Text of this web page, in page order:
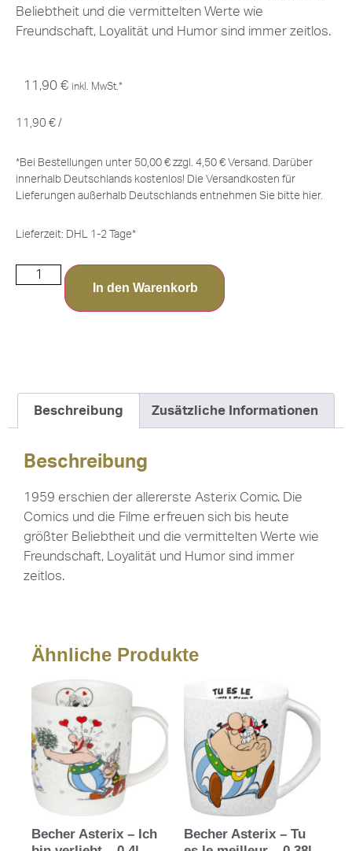
Beliebtheit und die vermittelten Werte wie
Freundschaft, Loyalität und Humor sind immer zeitlos.
11,90 € inkl. MwSt.*
11,90 € /
*Bei Bestellungen unter 50,00 € zzgl. 4,50 € Versand. Darüber
innerhalb Deutschlands kostenlos! Die Versandkosten für
Lieferungen außerhalb Deutschlands entnehmen Sie bitte hier.
Lieferzeit: DHL 1-2 Tage*
In den Warenkorb
Beschreibung Zusätzliche Informationen
Beschreibung
1959 erschien der allererste Asterix Comic. Die
Comics und die Filme erfreuen sich bis heute
größter Beliebtheit und die vermittelten Werte wie
Freundschaft, Loyalität und Humor sind immer
zeitlos.
Ähnliche Produkte
Becher Asterix – Ich
Becher Asterix – Tu